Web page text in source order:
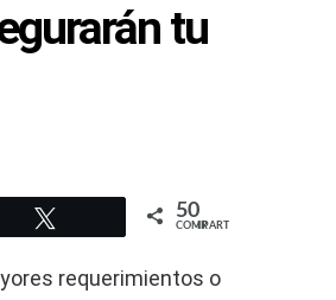
tu
50
COMPARTIR
requerimientos o